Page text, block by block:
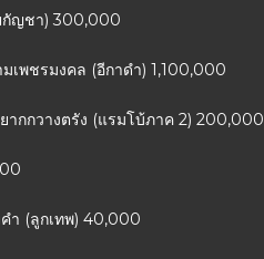
กัญชา) 300,000
เพชรมงคล (อีกาดำ) 1,100,000
กกวางตรัง (แรมโบ้ภาค 2) 200,000
คำ (ลูกเทพ) 40,000